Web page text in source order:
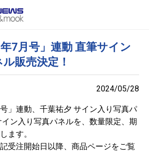
年7月号」連動 直筆サイン
販売決定！
2024/05/28
号」連動、千葉祐夕 サイン入り写真パ
ン入り写真パネルを、数量限定、期
ます。
受注開始日以降、商品ページをご覧